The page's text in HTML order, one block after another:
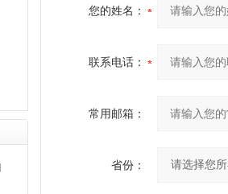
您的姓名：
联系电话：
常用邮箱：
省份：